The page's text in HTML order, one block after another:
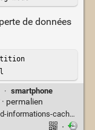
de données
· smartphone
permalien
cachees
·